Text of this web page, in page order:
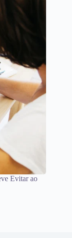
Evitar ao